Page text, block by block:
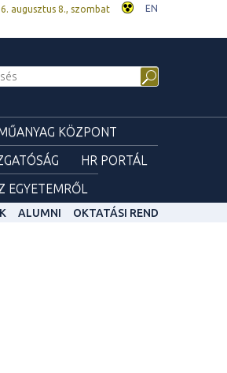
augusztus 8., szombat EN
KÖZPONT
HR PORTÁL
EGYETEMRŐL
ALUMNI OKTATÁSI REND